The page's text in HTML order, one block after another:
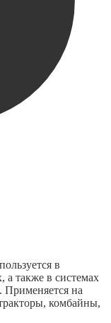
в
а также в системах
Применяется на
комбайны,